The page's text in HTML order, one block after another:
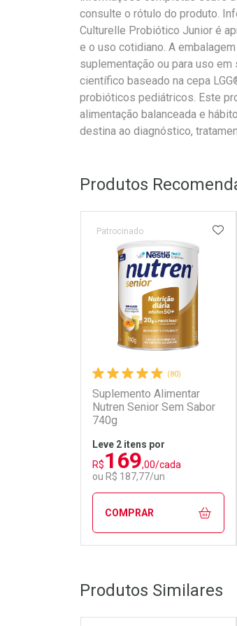
consulte o rótulo do produto.
Culturelle Probiótico Junior é
e o uso cotidiano. A
suplementação ou para uso
científico baseado na cepa
probióticos pediátricos. Este
alimentação balanceada e
destina ao diagnóstico,
Produtos
(80)
Suplemento Alimentar
Nutren Senior Sem Sabor
740g
Patrocinado
Leve 2 itens por
R$169,00/cada
ou R$ 187,77/un
COMPRAR
Laboratório
Por Menos
Produtos Similares